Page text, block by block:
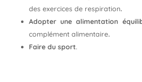
des exercices de respiration.
Adopter une alimentation
complément alimentaire.
Faire du sport.